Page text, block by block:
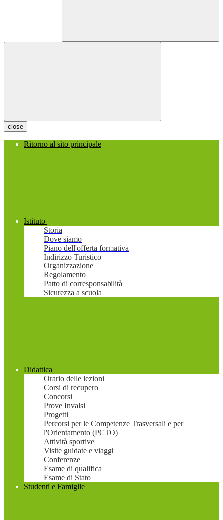
close
Ritorno al sito principale
Istituto
Storia
Dove siamo
Piano dell'offerta formativa
Indirizzo Turistico
Organizzazione
Regolamento
Patto di corresponsabilità
Sicurezza a scuola
Didattica
Orario delle lezioni
Corsi di recupero
Concorsi
Prove Invalsi
Progetti
Percorsi per le Competenze Trasversali e per
l'Orientamento (PCTO)
Attività sportive
Visite guidate e viaggi
Conferenze
Esame di qualifica
Esame di Stato
Studenti e Famiglie